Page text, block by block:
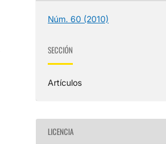
Núm. 60 (2010)
SECCIÓN
Artículos
LICENCIA